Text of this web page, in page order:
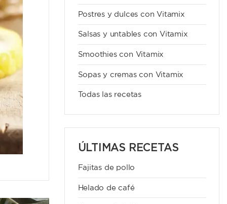
Postres y dulces con Vitamix
Salsas y untables con Vitamix
Smoothies con Vitamix
Sopas y cremas con Vitamix
Todas las recetas
ÚLTIMAS RECETAS
Fajitas de pollo
Helado de café